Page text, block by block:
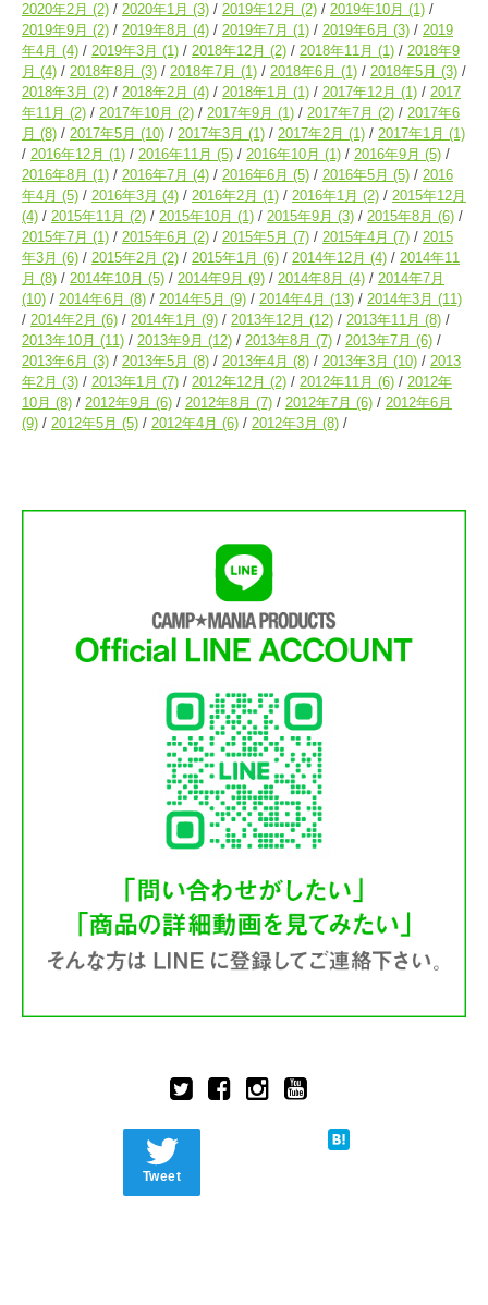
2020年2月 (2) 2020年1月 (3) 2019年12月 (2) 2019年10月 (1)
2019年9月 (2) 2019年8月 (4) 2019年7月 (1) 2019年6月 (3)
2019
年4月 (4) 2019年3月 (1) 2018年12月 (2) 2018年11月 (1)
2018年9
月 (4) 2018年8月 (3) 2018年7月 (1) 2018年6月 (1) 2018年5月 (3)
2018年3月 (2) 2018年2月 (4) 2018年1月 (1) 2017年12月 (1)
2017
年11月 (2) 2017年10月 (2) 2017年9月 (1) 2017年7月 (2)
2017年6
月 (8) 2017年5月 (10) 2017年3月 (1) 2017年2月 (1) 2017年1月 (1)
2016年12月 (1) 2016年11月 (5) 2016年10月 (1) 2016年9月 (5)
2016年8月 (1) 2016年7月 (4) 2016年6月 (5) 2016年5月 (5)
2016
年4月 (5) 2016年3月 (4) 2016年2月 (1) 2016年1月 (2)
2015年12月
(4)
2015年11月 (2) 2015年10月 (1) 2015年9月 (3) 2015年8月 (6)
2015年7月 (1) 2015年6月 (2) 2015年5月 (7) 2015年4月 (7)
2015
年3月 (6) 2015年2月 (2) 2015年1月 (6) 2014年12月 (4)
2014年11
月 (8) 2014年10月 (5) 2014年9月 (9) 2014年8月 (4)
2014年7月
(10)
2014年6月 (8) 2014年5月 (9) 2014年4月 (13) 2014年3月 (11)
2014年2月 (6) 2014年1月 (9) 2013年12月 (12) 2013年11月 (8)
2013年10月 (11) 2013年9月 (12) 2013年8月 (7) 2013年7月 (6)
2013年6月 (3) 2013年5月 (8) 2013年4月 (8) 2013年3月 (10)
2013
年2月 (3) 2013年1月 (7) 2012年12月 (2) 2012年11月 (6)
2012年
10月 (8) 2012年9月 (6) 2012年8月 (7) 2012年7月 (6)
2012年6月
(9)
2012年5月 (5) 2012年4月 (6) 2012年3月 (8)
Tweet